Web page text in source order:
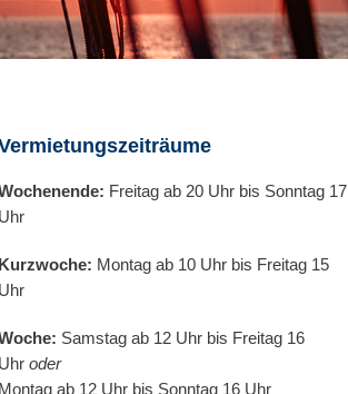
Freitag ab 20 Uhr bis Sonntag 17
Uhr
Kurzwoche: Montag ab 10 Uhr bis Freitag 15
Uhr
Samstag ab 12 Uhr bis Freitag 16
Uhr oder
Montag ab 12 Uhr bis Sonntag 16 Uhr